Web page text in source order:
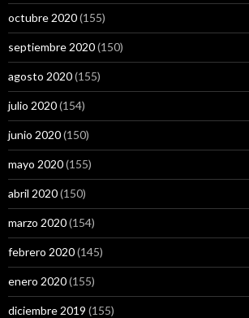
octubre 2020(155)
septiembre 2020(150)
agosto 2020(155)
julio 2020(154)
junio 2020(150)
mayo 2020(155)
abril 2020(150)
marzo 2020(154)
febrero 2020(145)
enero 2020(155)
diciembre 2019 (155)